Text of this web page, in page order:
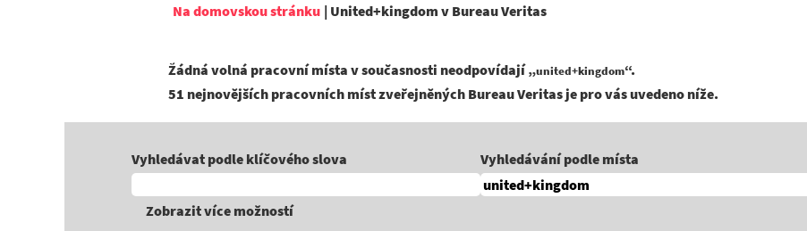
Na domovskou stránku | United+kingdom v Bureau Veritas(aktuální
Žádná volná pracovní místa v současnosti neodpovídají „united+kingdom“.
51 nejnovějších pracovních míst zveřejněných Bureau Veritas je pro vás uvedeno níže.
Vyhledávat podle klíčového slova Vyhledávání podle místa
Zobrazit více možností